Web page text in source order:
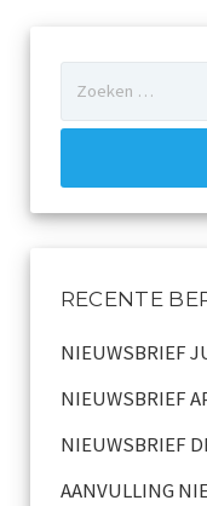
Genealogie
Werkgroepen
Nieuwsarchief
Privacy
Beveiligde paginas
RECENTE
NIEUWSBRIEF
NIEUWSBRIEF
NIEUWSBRIEF
AANVULLING